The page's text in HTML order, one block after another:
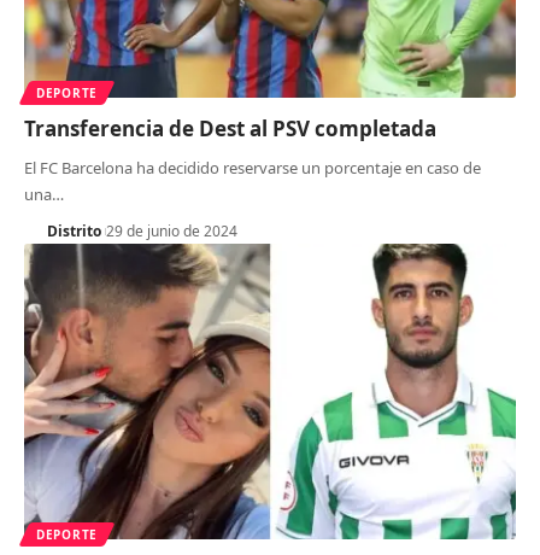
DEPORTE
Transferencia de Dest al PSV completada
El FC Barcelona ha decidido reservarse un porcentaje en caso de
una…
Distrito 29 de junio de 2024
DEPORTE